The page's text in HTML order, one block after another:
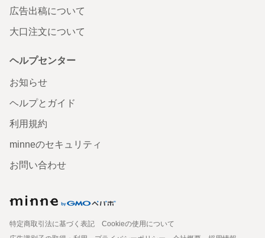
広告出稿について
大口注文について
ヘルプセンター
お知らせ
ヘルプとガイド
利用規約
minneのセキュリティ
お問い合わせ
特定商取引法に基づく表記
Cookieの使用について